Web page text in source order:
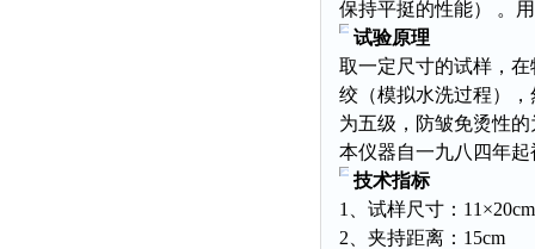
保持平挺的性能） 。
试验原理
取一定尺寸的试样，
绞（模拟水洗过程）
为五级，防皱免烫性
本仪器自一九八四年
技术指标
1、试样尺寸：11×20cm
2、夹持距离：15cm